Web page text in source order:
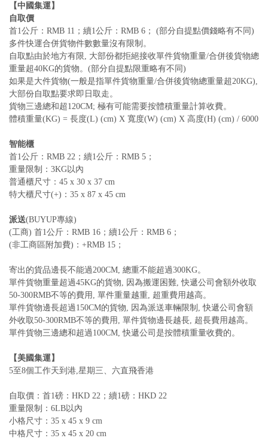
【中國集運】
自取價
首1公斤：RMB 11；續1公斤：RMB 6； (部分自提點價錢略有不同)
多件快運合併貨物件數數量沒有限制。
自取點由於地方有限, 大部份都拒絕接收單件貨物重量/合併後貨物總
重量超40KG的貨物。(部分自提點限重略有不同)
如果是大件貨物(一般是指單件貨物重量/合併後貨物總重量超20KG),
大部份自取點要求即日取走。
貨物三邊總和超120CM; 極有可能需要按體積重量計算收費。
體積重量(KG) = 長度(L) (cm) X 寬度(W) (cm) X 高度(H) (cm) / 6000
智能櫃
首1公斤：RMB 22；續1公斤：RMB 5；
重量限制：3KG以內
普通櫃尺寸：45 x 30 x 37 cm
特大櫃尺寸(+)：35 x 87 x 45 cm
派送(BUYUP專線)
(工商) 首1公斤：RMB 16；續1公斤：RMB 6；
(非工商區附加費)：+RMB 15；
寄出的貨品邊長不能過200CM, 總重不能超過300KG。
單件貨物重量超過45KG的貨物, 因為搬運困難, 快遞公司會額外收取
50-300RMB不等的費用, 單件重量越重, 超重費用越高。
單件貨物邊長超過150CM的貨物, 因為派送車輛限制, 快遞公司會額
外收取50-300RMB不等的費用, 單件貨物邊長越長, 超長費用越高。
單件貨物三邊總和超過100CM, 快遞公司是按體積重量收費的。
【美國集運】
5至8個工作天到港,星期三、六直飛香港
自取價：首1磅：HKD 22；續1磅：HKD 22
重量限制：6LB以內
小格尺寸：35 x 45 x 9 cm
中格尺寸：35 x 45 x 20 cm